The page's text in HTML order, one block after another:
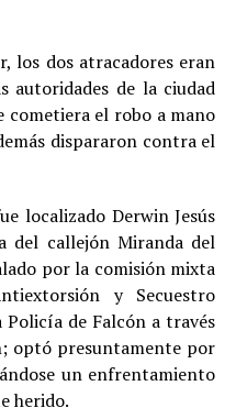
los dos atracadores eran
autoridades de la ciudad
cometiera el robo a mano
dispararon contra el
localizado Derwin Jesús
del callejón Miranda del
por la comisión mixta
y Secuestro
Policía de Falcón a través
optó presuntamente por
un enfrentamiento
herido.